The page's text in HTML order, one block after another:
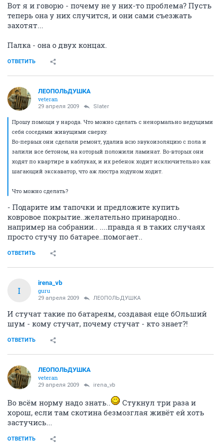
Вот я и говорю - почему не у них-то проблема? Пусть
теперь она у них случится, и они сами съезжать
захотят...
Палка - она о двух концах.
ОТВЕТИТЬ
ЛЕОПОЛЬДУШКА
veteran
29 апреля 2009 Slater
Прошу помощи у народа. Что можно сделать с ненормально ведущими
себя соседями живущими сверху.
Во-первых они сделали ремонт, удалив всю звукоизоляцию с пола и
залили все бетоном, на который положили ламинат. Во-вторых они
ходят по квартире в каблуках, и их ребенок ходит исключительно как
шагающий экскаватор, что аж люстра ходуном ходит.
Что можно сделать?
- Подарите им тапочки и предложите купить
ковровое покрытие..желательно принародно..
например на собрании.. ....правда я в таких случаях
просто стучу по батарее..помогает..
ОТВЕТИТЬ
I
irena_vb
guru
29 апреля 2009 ЛЕОПОЛЬДУШКА
И стучат такие по батареям, создавая еще бОльший
шум - кому стучат, почему стучат - кто знает?!
ОТВЕТИТЬ
ЛЕОПОЛЬДУШКА
veteran
29 апреля 2009 irena_vb
Во всём норму надо знать..
Стукнул три раза и
хорош, если там скотина безмозглая живёт ей хоть
застучись...
ОТВЕТИТЬ